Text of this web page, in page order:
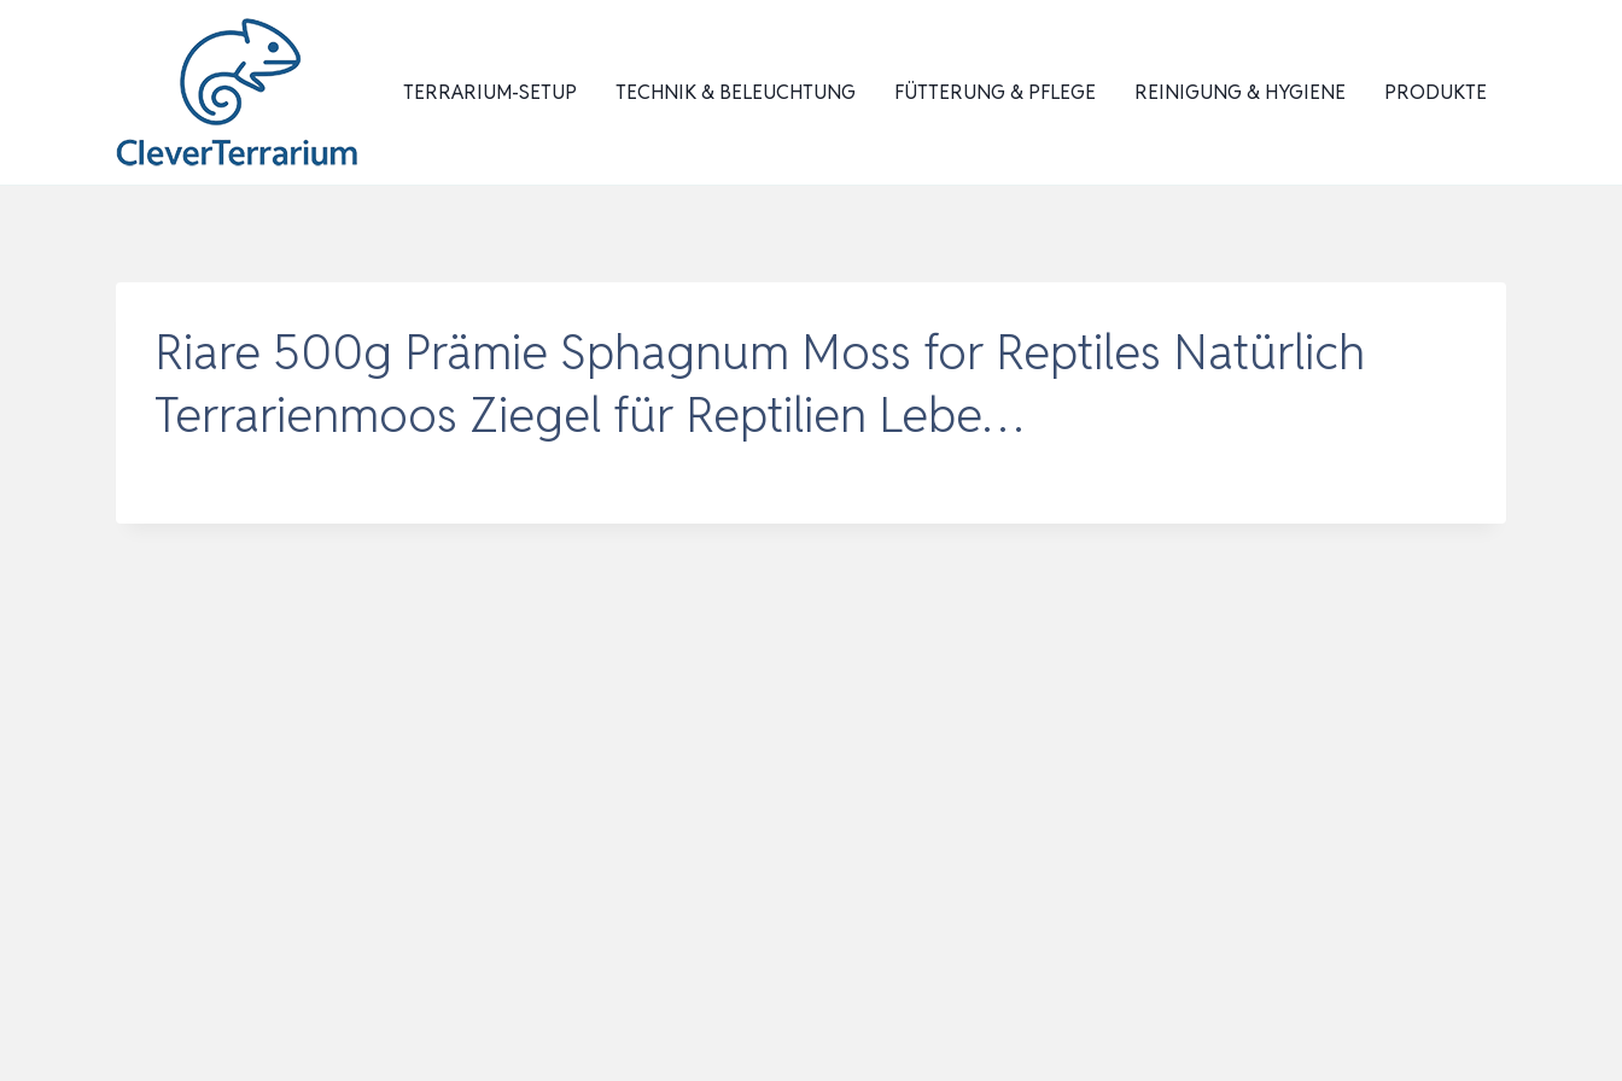
TERRARIUM-SETUP TECHNIK & BELEUCHTUNG FÜTTERUNG & PFLEGE REINIGUNG & HYGIENE PRODUKTE
Riare 500g Prämie Sphagnum Moss for Reptiles Natürlich
Terrarienmoos Ziegel für Reptilien Lebe…